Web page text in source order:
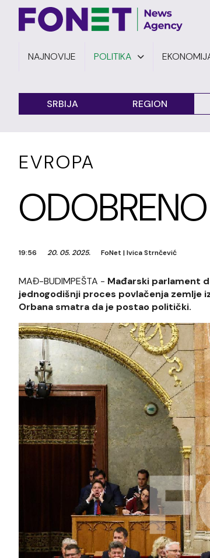
NAJNOVIJE POLITIKA
SRBIJA REGION
EVROPA
19:56 20. 05. 2025. FoNet |Ivica Strnčević
MAĐ-BUDIMPEŠTA - Mađarski parlament
jednogodišnji proces povlačenja zemlje
Orbana smatra da je postao politički.